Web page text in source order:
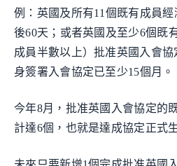
例：英國及所有11個既有成員
後60天；或者英國及至少6個既
成員半數以上）批准英國入會
身簽署入會協定已至少15個月。
今年8月，批准英國入會協定的
計達6個，也就是達成協定正式